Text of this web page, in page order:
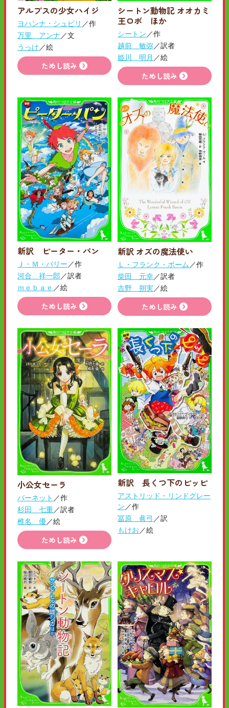
アルプスの少女ハイジ
ヨハンナ・シュピリ ／作
万里 アンナ ／文
うっけ ／絵
ためし読み
シートン動物記 オオカミ
王ロボ ほか
シートン ／作
越前 敏弥／訳者
姫川 明月 ／絵
ためし読み
新訳 ピーター・パン
Ｊ・Ｍ・バリー ／作
河合 祥一郎 ／訳者
ｍｅｂａｅ ／絵
ためし読み
新訳 オズの魔法使い
Ｌ・フランク・ボーム ／作
柴田 元幸／訳者
吉野 朔実／絵
ためし読み
小公女セーラ
バーネット ／作
杉田 七重／訳者
椎名 優／絵
ためし読み
新訳 長くつ下のピッピ
アストリッド・リンドグレー
ン ／作
冨原 眞弓 ／訳
もけお ／絵